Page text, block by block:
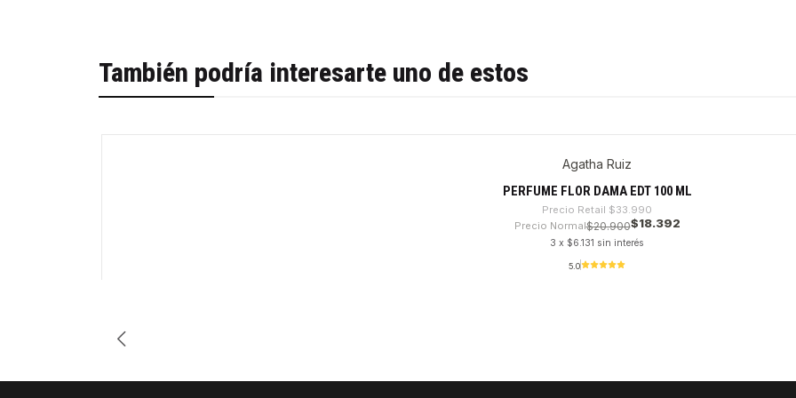
También podría interesarte uno de estos
Agatha Ruiz
PERFUME FLOR DAMA EDT 100 ML
Precio Retail $33.990
Precio Normal$20.900$18.392
3 x $6.131 sin interés
5.0